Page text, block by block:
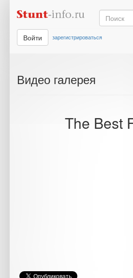
Войти зарегистрироваться
Видео галерея
The Best